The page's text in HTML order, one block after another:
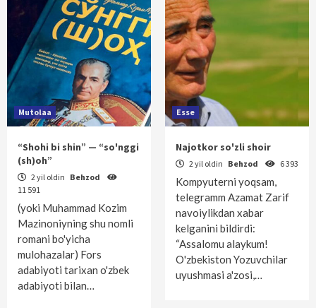
Mutolaa
“Shohi bi shin” — “so'nggi
(sh)oh”
2 yil oldin Behzod
11 591
(yoki Muhammad Kozim
Mazinoniyning shu nomli
romani bo'yicha
mulohazalar) Fors
adabiyoti tarixan o'zbek
adabiyoti bilan…
Esse
Najotkor so'zli shoir
2 yil oldin Behzod 6 393
Kompyuterni yoqsam,
telegramm Azamat Zarif
navoiylikdan xabar
kelganini bildirdi:
“Assalomu alaykum!
O'zbekiston Yozuvchilar
uyushmasi a'zosi,…